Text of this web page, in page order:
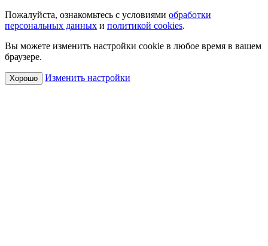
Пожалуйста, ознакомьтесь с условиями обработки
персональных данных и политикой cookies.
Вы можете изменить настройки cookie в любое время в вашем
браузере.
Хорошо Изменить настройки